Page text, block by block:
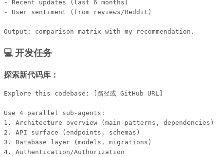
- Recent updates (last 6 months)
- User sentiment (from reviews/Reddit)
💻 开发任务
探索新代码库：
Explore this codebase: [路径或 GitHub URL]
Use 4 parallel sub-agents:
1. Architecture overview (main patterns, dependencies)
2. API surface (endpoints, schemas)
3. Database layer (models, migrations)
4. Authentication/Authorization